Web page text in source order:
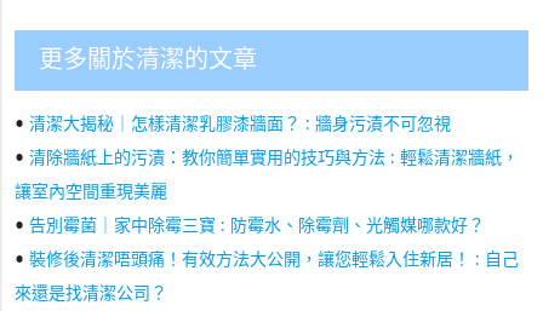
更多關於清潔的文章
• 清潔大揭秘｜怎樣清潔乳膠漆牆面？ : 牆身污漬不可忽視
• 清除牆紙上的污漬：教你簡單實用的技巧與方法 : 輕鬆清潔牆紙，
讓室內空間重現美麗
• 告別霉菌｜家中除霉三寶 : 防霉水、除霉劑、光觸媒哪款好？
• 裝修後清潔唔頭痛！有效方法大公開，讓您輕鬆入住新居！ : 自己
來還是找清潔公司？